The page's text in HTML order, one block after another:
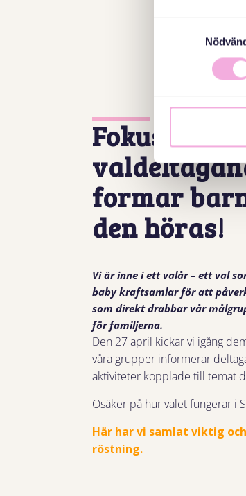
Fokus på
formar
den höras!
Vi är inne i ett valår – ett val
baby kraftsamlar för att
som direkt drabbar vår
för familjerna.
Den 27 april kickar vi igång
våra grupper informerar
aktiviteter kopplade till temat
Osäker på hur valet fungerar i
Här har vi samlat viktig
röstning.